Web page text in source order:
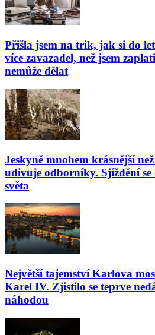
Přišla jsem na trik, jak si do
více zavazadel, než jsem
nemůže dělat
Jeskyně mnohem krásnější
udivuje odborníky. Sjíždění se
světa
Největší tajemství Karlova
Karel IV. Zjistilo se teprve
náhodou